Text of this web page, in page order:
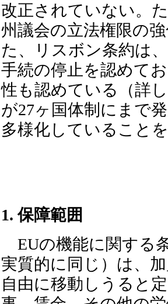
改正されていない。
州議会の立法権限の
た、リスボン条約は
手続の停止を認めて
性も認めている（詳
が27ヶ国体制にまで
多様化していること
1. 保障範囲
EUの機能に関する
実質的に同じ）は、
自由に移動しうると